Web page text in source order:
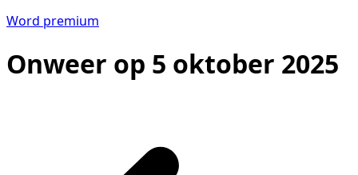
Word premium
Onweer op 5 oktober 2025